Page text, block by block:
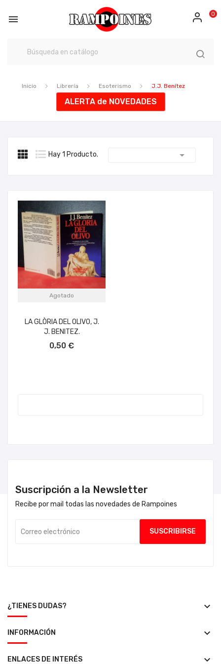
 0
Inicio Librería Esoterismo J.J. Benítez
ALERTA de NOVEDADES
Hay 1 Producto. 
Agotado
LA GLÒRIA DEL OLIVO, J.
J. BENITEZ.
0,50 €
Suscripción a la Newsletter
Recibe por mail todas las novedades de Rampoines
¿TIENES DUDAS? keyboard_arrow_down
INFORMACIÓN keyboard_arrow_down
ENLACES DE INTERÉS keyboard_arrow_down